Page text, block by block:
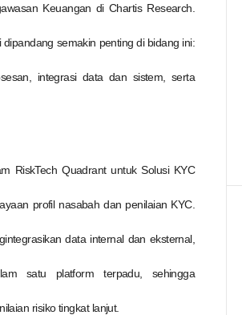
Keuangan di Chartis Research.
semakin penting di bidang ini:
integrasi data dan sistem, serta
RiskTech Quadrant untuk Solusi KYC
profil nasabah dan penilaian KYC.
data internal dan eksternal,
satu platform terpadu, sehingga
risiko tingkat lanjut.